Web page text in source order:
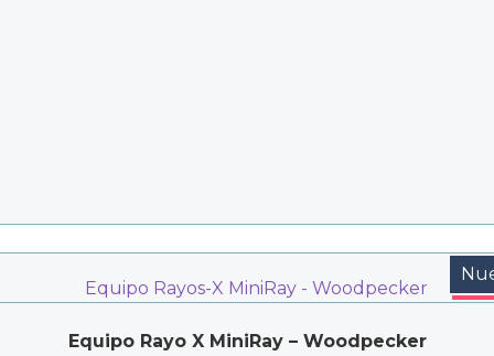
Equipo Rayo X MiniRay – Woodpecker